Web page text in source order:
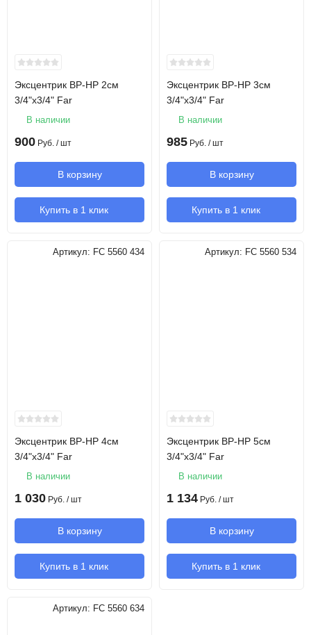
Эксцентрик ВР-НР 2см
3/4"х3/4" Far
В наличии
900 Руб. / шт
В корзину
Купить в 1 клик
Эксцентрик ВР-НР 3см
3/4"х3/4" Far
В наличии
985 Руб. / шт
В корзину
Купить в 1 клик
Артикул: FC 5560 434
Эксцентрик ВР-НР 4см
3/4"х3/4" Far
В наличии
1 030 Руб. / шт
В корзину
Купить в 1 клик
Артикул: FC 5560 534
Эксцентрик ВР-НР 5см
3/4"х3/4" Far
В наличии
1 134 Руб. / шт
В корзину
Купить в 1 клик
Артикул: FC 5560 634